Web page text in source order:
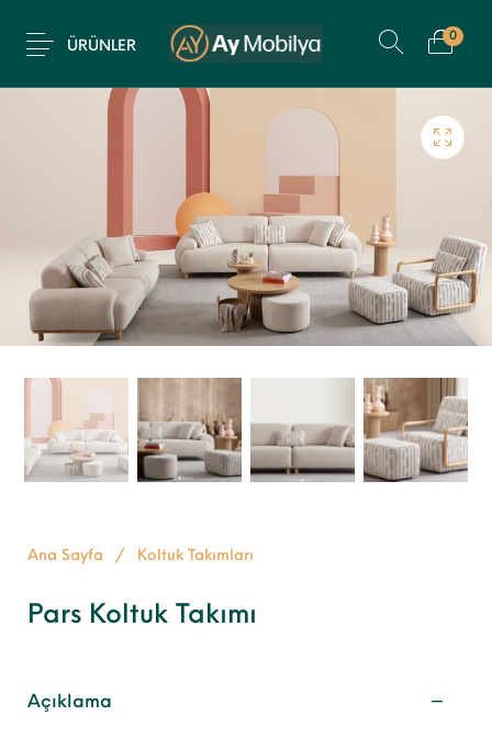
ÜRÜNLER
0
Ana Sayfa / Koltuk Takımları
Pars Koltuk Takımı
Açıklama